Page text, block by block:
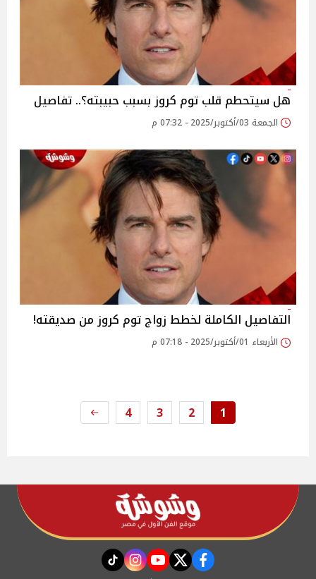
هل سيتحطم قلب توم كروز بسبب حبيبته؟.. تفاصيل
الجمعة 03/أكتوبر/2025 - 07:32 م
التفاصيل الكاملة لخطط زواج توم كروز من صديقته!
الأربعاء 01/أكتوبر/2025 - 07:18 م
1
2
3
4
facebook
twitter
youtube
instagram
tiktok